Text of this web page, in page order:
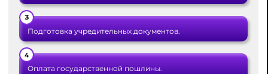
Подготовка учредительных документов.
Оплата государственной пошлины.